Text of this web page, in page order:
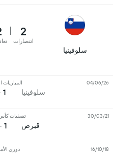
سلوفينيا
2
انتصارات
سلوفينيا
المباريات
1 - 1
04/06/26
قبرص
تصفيات كأس
1 - 0
30/03/21
دوري 16/10/18